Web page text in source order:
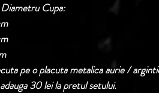
Cupa:
pe o placuta metalica aurie /
30 lei la pretul setului.